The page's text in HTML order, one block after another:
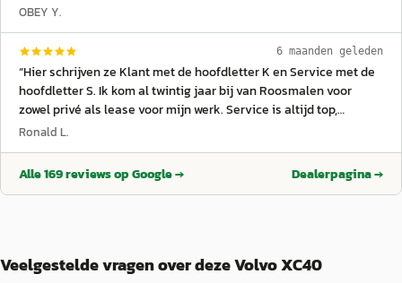
OBEY Y.
6 maanden geleden
“Hier schrijven ze Klant met de hoofdletter K en Service met de
hoofdletter S. Ik kom al twintig jaar bij van Roosmalen voor
zowel privé als lease voor mijn werk. Service is altijd top,
afspraken worden nagekomen (word ik blij van) en bij de
koning. Dat ligt niet aan een individu, dat ligt aan de cultuur en
aan de aansturing. En dat doen ze erg goed. Dikke aanrader.
Ronald L.
Alle169reviews op Google → Dealerpagina →
Veelgestelde vragen over deze Volvo XC40